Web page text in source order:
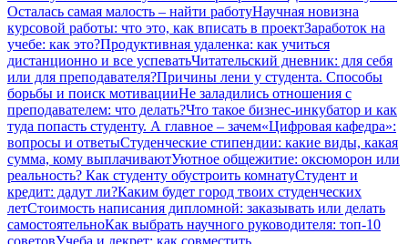
Осталась самая малость – найти работуНаучная новизна
курсовой работы: что это, как вписать в проектЗаработок на
учебе: как это?Продуктивная удаленка: как учиться
дистанционно и все успеватьЧитательский дневник: для себя
или для преподавателя?Причины лени у студента. Способы
борьбы и поиск мотивацииНе заладились отношения с
преподавателем: что делать?Что такое бизнес-инкубатор и как
туда попасть студенту. А главное – зачем«Цифровая кафедра»:
вопросы и ответыСтуденческие стипендии: какие виды, какая
сумма, кому выплачиваютУютное общежитие: оксюморон или
реальность? Как студенту обустроить комнатуСтудент и
кредит: дадут ли?Каким будет город твоих студенческих
летСтоимость написания дипломной: заказывать или делать
самостоятельноКак выбрать научного руководителя: топ-10
советовУчеба и декрет: как совместить